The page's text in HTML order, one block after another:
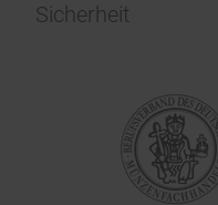
Sicherheit